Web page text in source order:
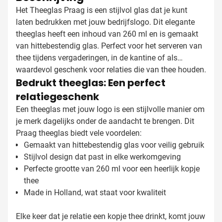
Het Theeglas Praag is een stijlvol glas dat je kunt
laten bedrukken met jouw bedrijfslogo. Dit elegante
theeglas heeft een inhoud van 260 ml en is gemaakt
van hittebestendig glas. Perfect voor het serveren van
thee tijdens vergaderingen, in de kantine of als
waardevol geschenk voor relaties die van thee houden.
Bedrukt theeglas: Een perfect
relatiegeschenk
Een theeglas met jouw logo is een stijlvolle manier om
je merk dagelijks onder de aandacht te brengen. Dit
Praag theeglas biedt vele voordelen:
Gemaakt van hittebestendig glas voor veilig gebruik
Stijlvol design dat past in elke werkomgeving
Perfecte grootte van 260 ml voor een heerlijk kopje
thee
Made in Holland, wat staat voor kwaliteit
Elke keer dat je relatie een kopje thee drinkt, komt jouw